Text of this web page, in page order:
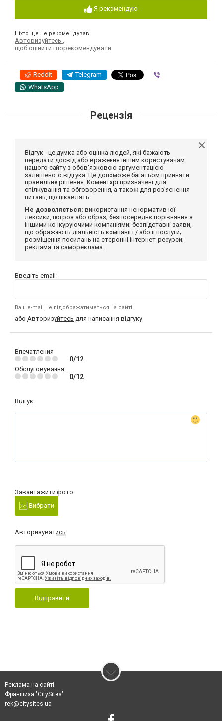
Я рекомендую
Ніхто ще не рекомендував
Авторизуйтесь
щоб оцінити і порекомендувати
Reddit Telegram
WhatsApp
Рецензія
Відгук - це думка або оцінка людей, які бажають
передати досвід або враження іншим користувачам
нашого сайту з обов'язковою аргументацією
залишеного відгука. Це допоможе багатьом прийняти
правильне рішення. Коментарі призначені для
спілкування та обговорення, а також для роз'яснення
питань, що цікавлять.
Не дозволяється: використання ненормативної
лексики, погроз або образ; безпосереднє порівняння з
іншими конкуруючими компаніями; безпідставні заяви,
що ображають діяльність компанії і / або її послуги;
розміщення посилань на сторонні інтернет-ресурси;
реклама та самореклама.
Введіть email:
Ваш e-mail не відображатиметься на сайті
або Авторизуйтесь для написання відгуку
Впечатления
0/12
Обслуговування
0/12
Відгук:
Завантажити фото:
Вибрати
Авторизуватись
Відправити
Реклама на сайті
Франшиза "CitySites"
rek@citysites.ua